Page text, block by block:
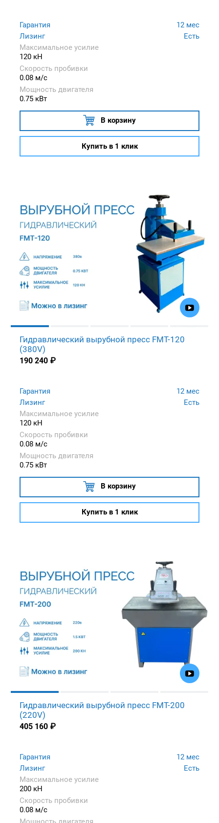
Гарантия
12 мес
Лизинг
Есть
Максимальное усилие
120 кН
Скорость пробивки
0.08 м/с
Мощность двигателя
0.75 кВт
В корзину
Купить в 1 клик
Гидравлический вырубной пресс FMT-120
(380V)
190 240 ₽
Гарантия
12 мес
Лизинг
Есть
Максимальное усилие
120 кН
Скорость пробивки
0.08 м/с
Мощность двигателя
0.75 кВт
В корзину
Купить в 1 клик
Гидравлический вырубной пресс FMT-200
(220V)
405 160 ₽
Гарантия
12 мес
Лизинг
Есть
Максимальное усилие
200 кН
Скорость пробивки
0.08 м/с